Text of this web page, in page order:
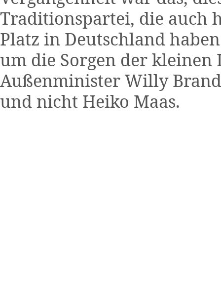
Traditionspartei, die auch
Platz in Deutschland
um die Sorgen der kleinen
Außenminister Willy
und nicht Heiko Maas.